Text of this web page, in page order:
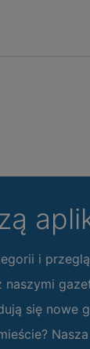
i
naszymi
się nowe